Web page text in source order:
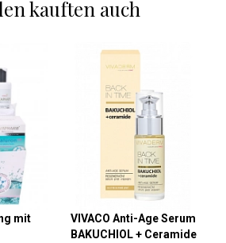
kauften auch
mit
VIVACO Anti-Age Serum
BAKUCHIOL + Ceramide